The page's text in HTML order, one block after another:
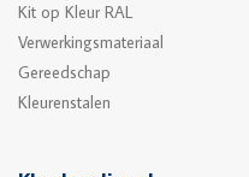
Kit op Kleur RAL
Verwerkingsmateriaal
Gereedschap
Kleurenstalen